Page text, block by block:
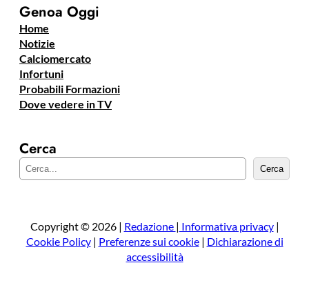
Genoa Oggi
Home
Notizie
Calciomercato
Infortuni
Probabili Formazioni
Dove vedere in TV
Cerca
e
a
Cerca
Copyright © 2026 | Redazione | Informativa privacy|
Cookie Policy| Preferenze sui cookie| Dichiarazione di
accessibilità